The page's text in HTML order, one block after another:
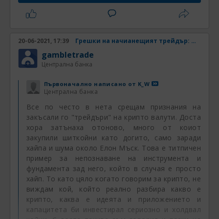
определено работно време и понякога почивни
дни, различни от останалите. Трябва да знаете
къде може да сверявате котировки между
брокерите. Актуален приемр е петрола, той се
търгува чрез фючърси, които имат различен
съответните фючърси, като отделни
инструменти други ги обединяват в един
синтетичен иснтрумент със средна цена, трети
котират инструмент който до един момент е по
цената на единия фючърс и от друг момент
поема цената на следващият контракт. Подобна
ситуация може да има и при индексите. Някои
брокери, които предоставят деононощни
котировки на индексите, взимат данни от
фючърсните контракти, други не котират
денонощно. Инструменти като фючърсите
могат да бъдат опасни за трейдърите и чрез
специфичните лок лимити. При достигане на
определен максимален дневен спад или
20-06-2021, 17:39 Грешки на начианещият трейдър: Непознаване на инструмента
gambletrade
Централна банка
Първоначално написано от K_W
Централна банка
Все по често в нета срещам признания на
закъсали го "трейдъри" на крипто валути. Доста
хора затънаха отоново, много от коиот
закупили шиткойни като догито, само заради
хайпа и шума около Елон Мъск. Това е титпичен
пример за непознаване на инструмента и
фундамента зад него, който в случая е просто
хайп. То като цяло когато говорим за крипто, не
виждам кой, който реално разбира какво е
крипто, каква е идеята и приложението и
капацитета би инвестирал сериозно и холдвал